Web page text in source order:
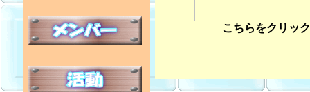
こちらをクリッ